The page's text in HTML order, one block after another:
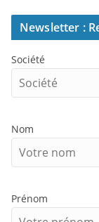
Newsletter :
Société
Nom
Prénom